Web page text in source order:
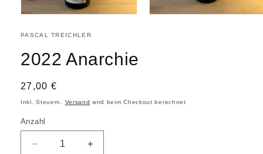
PASCAL TREICHLER
2022 Anarchie
27,00 €
Inkl. Steuern. Versand wird beim Checkout berechnet
Anzahl